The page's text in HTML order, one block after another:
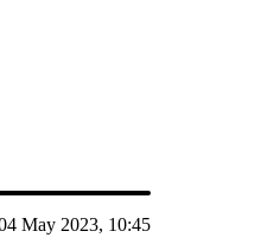
2023 11:45
May 2023, 10:45